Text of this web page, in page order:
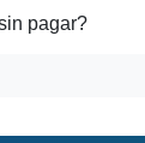
pagar?